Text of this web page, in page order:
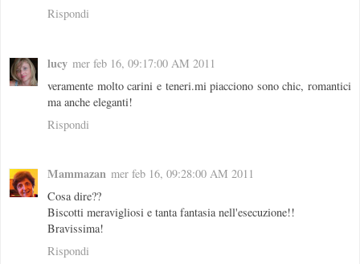
Rispondi
lucy mer feb 16, 09:17:00 AM 2011
veramente molto carini e teneri.mi piacciono sono chic, romantici
ma anche eleganti!
Rispondi
Mammazan mer feb 16, 09:28:00 AM 2011
Cosa dire??
Biscotti meravigliosi e tanta fantasia nell'esecuzione!!
Bravissima!
Rispondi